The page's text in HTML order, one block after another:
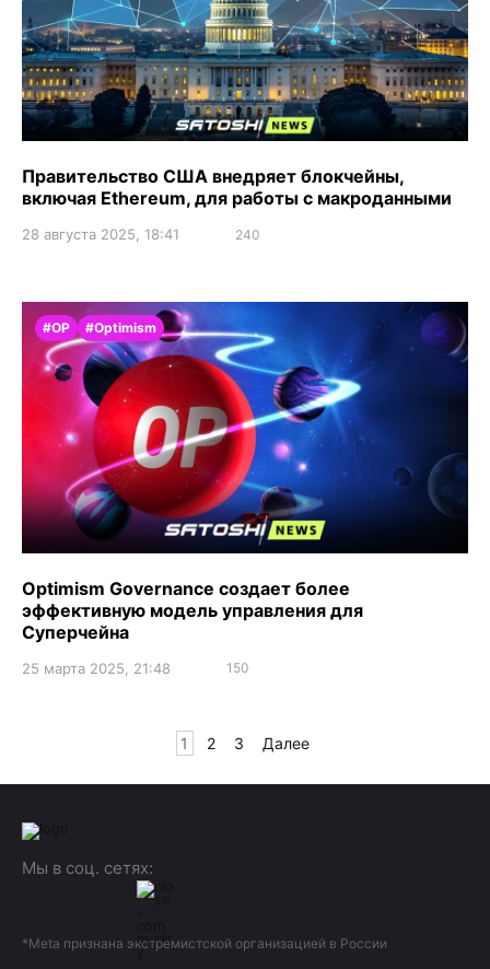
Правительство США внедряет блокчейны,
включая Ethereum, для работы с макроданными
28 августа 2025, 18:41 240
#OP #Optimism
Optimism Governance создает более
эффективную модель управления для
Суперчейна
25 марта 2025, 21:48 150
1 2 3 Далее
Мы в соц. сетях:
*Meta признана экстремистской организацией в России